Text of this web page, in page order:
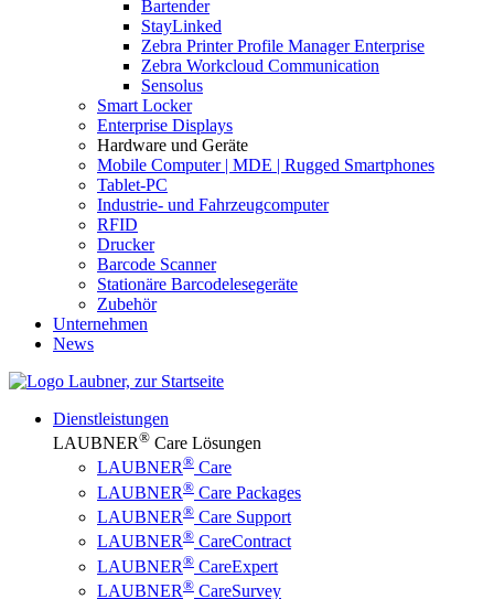
Bartender
StayLinked
Zebra Printer Profile Manager Enterprise
Zebra Workcloud Communication
Sensolus
Smart Locker
Enterprise Displays
Hardware und Geräte
Mobile Computer | MDE | Rugged Smartphones
Tablet-PC
Industrie- und Fahrzeugcomputer
RFID
Drucker
Barcode Scanner
Stationäre Barcodelesegeräte
Zubehör
Unternehmen
News
Dienstleistungen
LAUBNER® Care Lösungen
LAUBNER® Care
LAUBNER® Care Packages
LAUBNER® Care Support
LAUBNER® CareContract
LAUBNER® CareExpert
LAUBNER® CareSurvey